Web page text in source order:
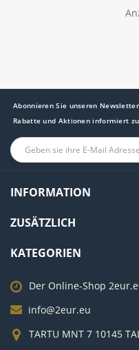
Abonnieren Sie unseren
Rabatte und Aktionen informiert
INFORMATION
ZUSÄTZLICH
KATEGORIEN
Der Online-Shop
info@2eur.eu
TARTU MNT 7 10145